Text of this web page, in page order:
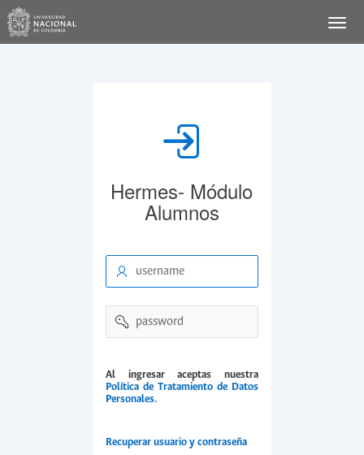
Hermes- Módulo
Alumnos
username
password
Al ingresar aceptas nuestra
Política de Tratamiento de Datos
Personales.
Recuperar usuario y contraseña